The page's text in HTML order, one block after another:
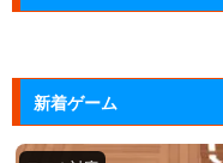
新着ゲーム